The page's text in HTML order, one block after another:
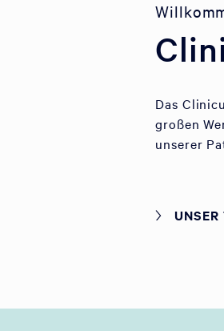
Das
großen
unserer
UNSER